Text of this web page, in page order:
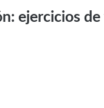
ejercicios